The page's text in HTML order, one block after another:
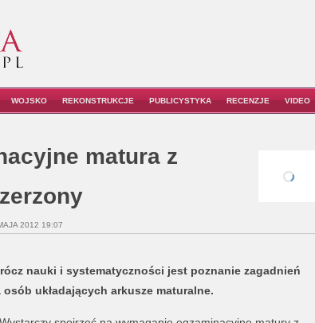
WOJSKO REKONSTRUKCJE PUBLICYSTYKA RECENZJE VIDEO
matura z
2012 19:07
nauki i systematyczności jest poznanie zagadnień
układających arkusze maturalne.